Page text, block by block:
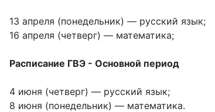
13 апреля (понедельник) — русский язык;
16 апреля (четверг) — математика;
Расписание ГВЭ - Основной период
4 июня (четверг) — русский язык;
8 июня (понедельник) — математика.